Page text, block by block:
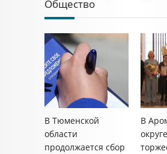
Общество
В Тюменской
области
продолжается сбор
В
округе